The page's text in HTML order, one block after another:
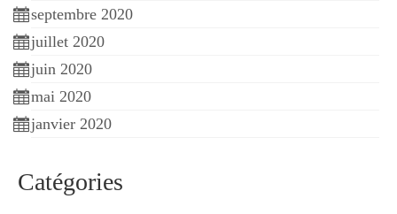
septembre 2020
juillet 2020
juin 2020
mai 2020
janvier 2020
Catégories